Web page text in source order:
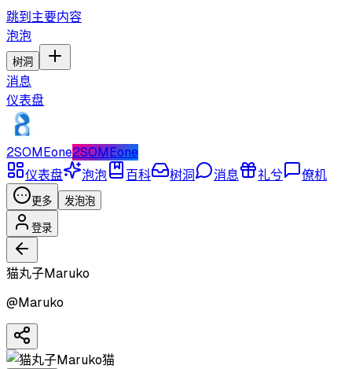
跳到主要内容
泡泡
树洞
消息
仪表盘
2SOMEone2SOMEone
仪表盘
泡泡 百科 树洞 消息 礼兮 僚机
更多 发泡泡
登录
猫丸子Maruko
@Maruko
猫